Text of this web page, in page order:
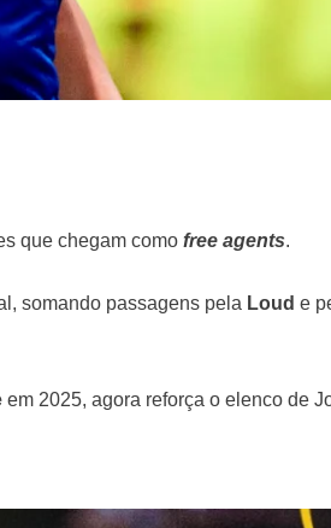
que chegam como free agents.
somando passagens pela Loud e
em 2025, agora reforça o elenco de